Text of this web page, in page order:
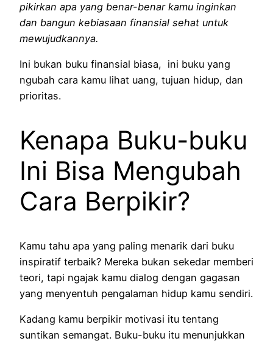
pikirkan apa yang benar-benar kamu inginkan
dan bangun kebiasaan finansial sehat untuk
mewujudkannya.
Ini bukan buku finansial biasa, ini buku yang
ngubah cara kamu lihat uang, tujuan hidup, dan
prioritas.
Kenapa Buku-buku
Ini Bisa Mengubah
Cara Berpikir?
Kamu tahu apa yang paling menarik dari buku
inspiratif terbaik? Mereka bukan sekedar memberi
teori, tapi ngajak kamu dialog dengan gagasan
yang menyentuh pengalaman hidup kamu sendiri.
Kadang kamu berpikir motivasi itu tentang
suntikan semangat. Buku-buku itu menunjukkan